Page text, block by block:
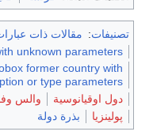
تصنيفات: مقالات ذات
unknown parameters
former country with
or type parameters
دول اوقيانوسية
والس
پولينزيا
بذرة دولة